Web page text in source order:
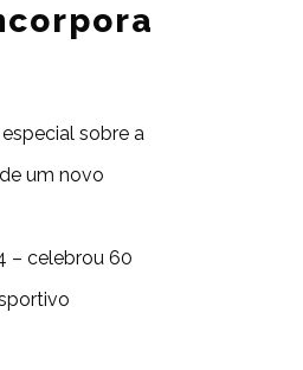
sobre a
um novo
– celebrou 60